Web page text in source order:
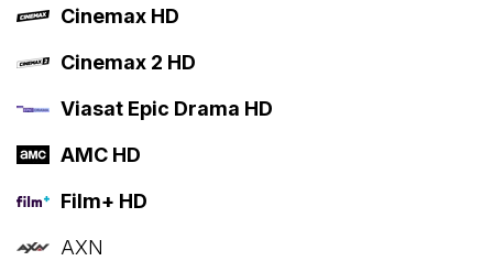
Cinemax HD
Cinemax 2 HD
Viasat Epic Drama HD
AMC HD
Film+ HD
AXN